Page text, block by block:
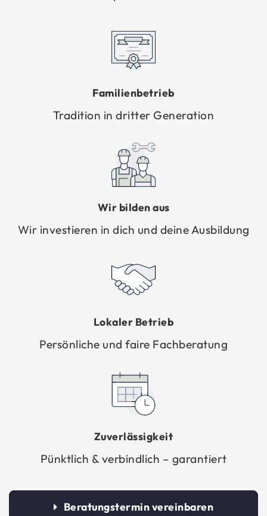
Fa­mi­li­en­be­trieb
Tra­di­ti­on in drit­ter Ge­nera­ti­on
Wir bil­den aus
Wir in­ves­tie­ren in dich und deine Aus­bil­dung
Lo­ka­ler Be­trieb
Per­sön­li­che und faire Fach­be­ra­tung
Zu­ver­läs­sig­keit
Pünkt­lich & ver­bind­lich – ga­ran­tiert
Be­ra­tungs­ter­min ver­ein­ba­ren